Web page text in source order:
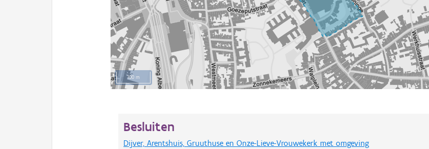
100 m
Besluiten
Dijver, Arentshuis, Gruuthuse en Onze-Lieve-Vrouwekerk met omgeving